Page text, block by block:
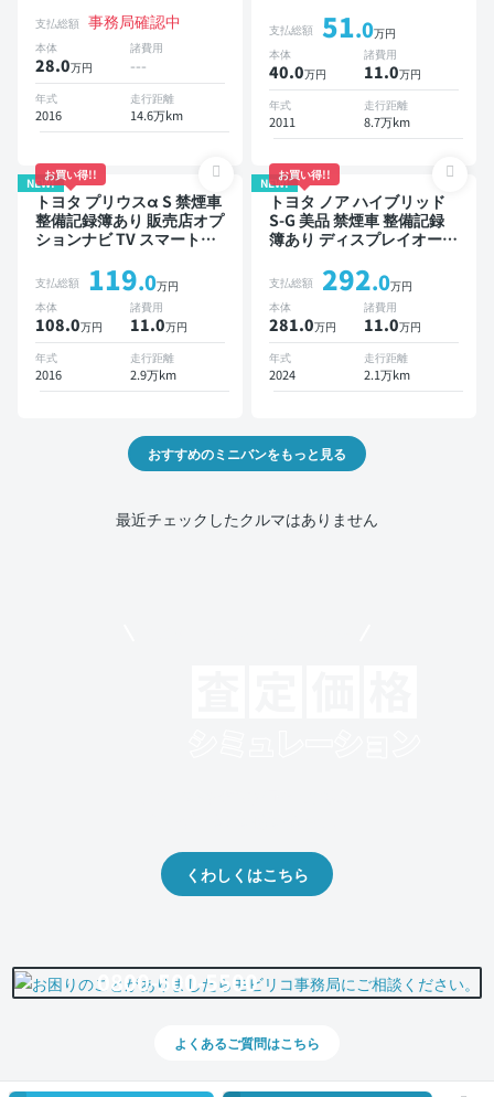
ト スマートキー バックモ
ニター ドライブレコーダー
衝突軽減 両側電動スライド
ドア 7人乗り
支払総額 事務局確認中
本体
28.0万円
諸費用
---
年式
2016
走行距離
14.6万km
り 後席モニター スマート
キー ETC ドライブレコー
ダー
支払総額 51.0万円
本体
40.0万円
諸費用
11.0万円
年式
2011
走行距離
8.7万km
NEW!
お買い得!!
トヨタ プリウスα S 禁煙車
整備記録簿あり 販売店オプ
ションナビ TV スマートキ
支払総額 119.0万円
本体
108.0万円
諸費用
11.0万円
年式
2016
走行距離
2.9万km
NEW!
お買い得!!
トヨタ ノア ハイブリッド
S-G 美品 禁煙車 整備記録
簿あり ディスプレイオーデ
オートクルーズ 3列シート
スマートキー ETC バック
モニター ドライブレコーダ
ー 衝突軽減 両側電動スラ
イドドア 7人乗り
支払総額 292.0万円
本体
281.0万円
諸費用
11.0万円
年式
2024
走行距離
2.1万km
おすすめのミニバンをもっと見る
最近チェックしたクルマはありません
くわしくはこちら
0800-500-5500
よくあるご質問はこちら